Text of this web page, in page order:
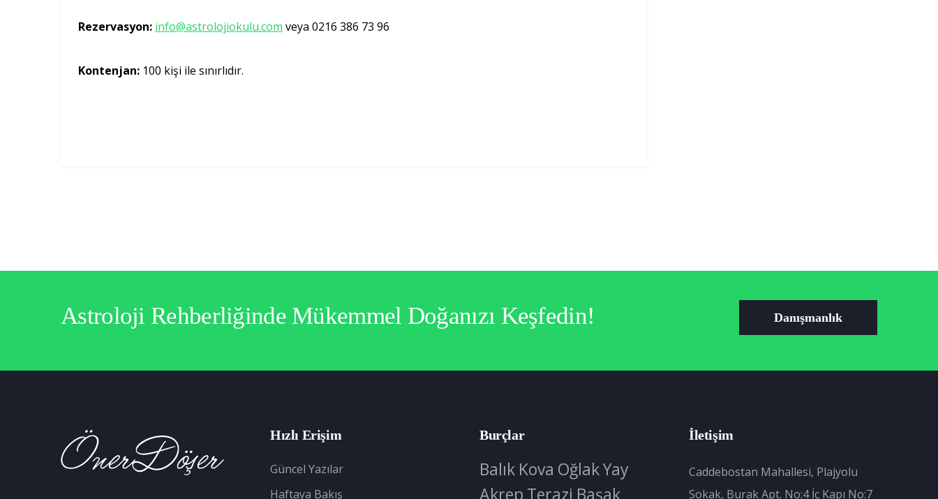
Rezervasyon: info@astrolojiokulu.com veya 0216 386 73 96
Kontenjan: 100 kişi ile sınırlıdır.
Astroloji Rehberliğinde Mükemmel Doğanızı Keşfedin! Danışmanlık
Hızlı Erişim
Güncel Yazılar
Haftaya Bakış
Burçlar
Balık Kova OğlakYay
Akrep Terazi Başak
İletişim
Caddebostan Mahallesi, Plajyolu
Sokak, Burak Apt. No:4 İç Kapı No:7